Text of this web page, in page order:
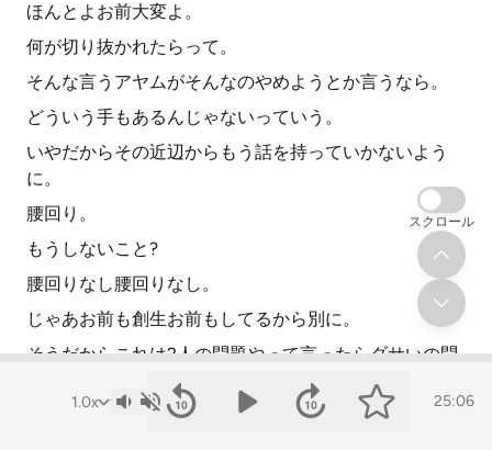
ほんとよお前大変よ。
何が切り抜かれたらって。
そんな言うアヤムがそんなのやめようとか言うなら。
どういう手もあるんじゃないっていう。
いやだからその近辺からもう話を持っていかないよう
に。
腰回り。
もうしないこと?
腰回りなし腰回りなし。
じゃあお前も創生お前もしてるから別に。
そうだからこれは2人の問題やって言ったらダサいの問
俺自分からしてなくない?
25:06
スクロール